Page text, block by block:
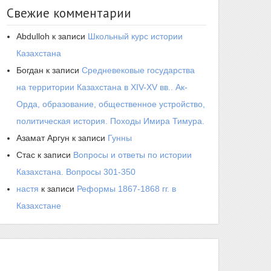
Свежие комментарии
Abdulloh к записи Школьный курс истории
Казахстана
Богдан к записи Средневековые государства
на территории Казахстана в XIV-XV вв.. Ак-
Орда, образование, общественное устройство,
политическая история. Походы Имира Тимура.
Азамат Аргун к записи Гунны
Стас к записи Вопросы и ответы по истории
Казахстана. Вопросы 301-350
настя к записи Реформы 1867-1868 гг. в
Казахстане